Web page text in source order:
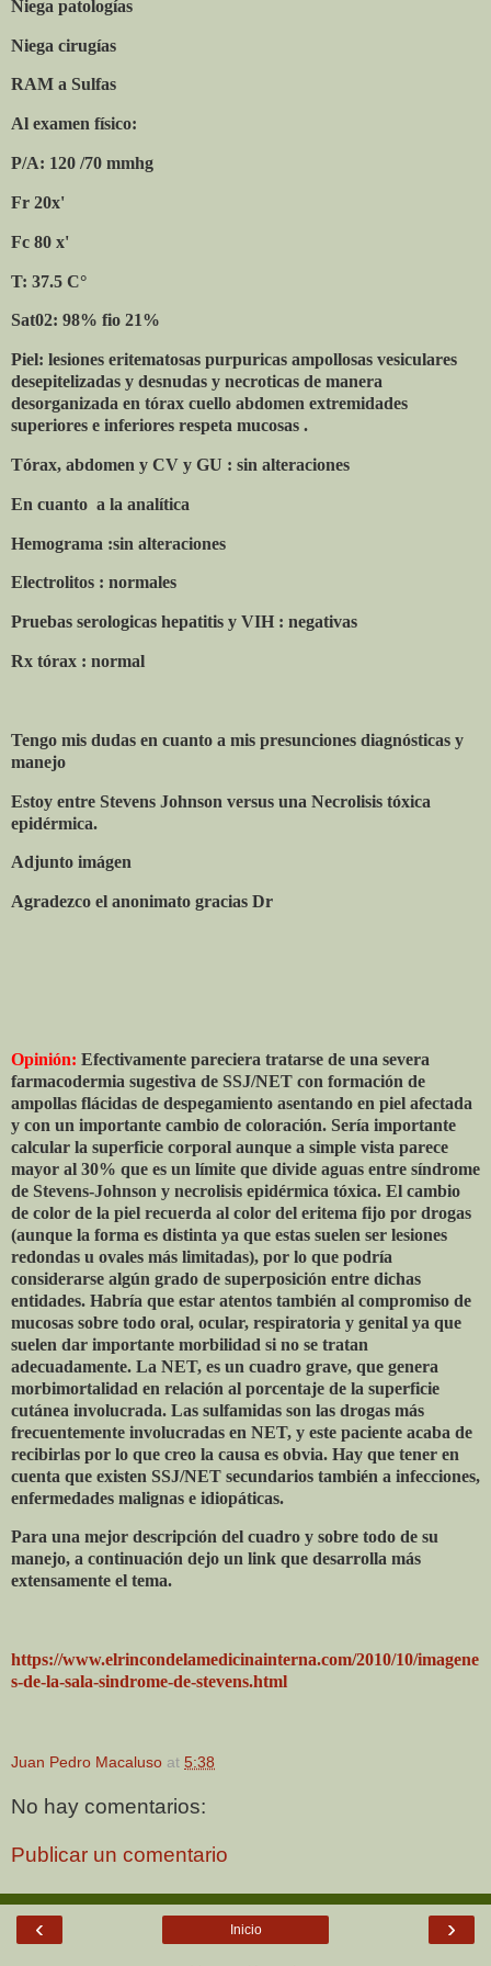
Niega patologías
Niega cirugías
RAM a Sulfas
Al examen físico:
P/A: 120 /70 mmhg
Fr 20x'
Fc 80 x'
T: 37.5 C°
Sat02: 98% fio 21%
Piel: lesiones eritematosas purpuricas ampollosas vesiculares
desepitelizadas y desnudas y necroticas de manera
desorganizada en tórax cuello abdomen extremidades
superiores e inferiores respeta mucosas .
Tórax, abdomen y CV y GU : sin alteraciones
En cuanto a la analítica
Hemograma :sin alteraciones
Electrolitos : normales
Pruebas serologicas hepatitis y VIH : negativas
Rx tórax : normal
Tengo mis dudas en cuanto a mis presunciones diagnósticas y
manejo
Estoy entre Stevens Johnson versus una Necrolisis tóxica
epidérmica.
Adjunto imágen
Agradezco el anonimato gracias Dr
Opinión: Efectivamente pareciera tratarse de una severa
farmacodermia sugestiva de SSJ/NET con formación de
ampollas flácidas de despegamiento asentando en piel afectada
y con un importante cambio de coloración. Sería importante
calcular la superficie corporal aunque a simple vista parece
mayor al 30% que es un límite que divide aguas entre síndrome
de Stevens-Johnson y necrolisis epidérmica tóxica. El cambio
de color de la piel recuerda al color del eritema fijo por drogas
(aunque la forma es distinta ya que estas suelen ser lesiones
redondas u ovales más limitadas), por lo que podría
considerarse algún grado de superposición entre dichas
entidades. Habría que estar atentos también al compromiso de
mucosas sobre todo oral, ocular, respiratoria y genital ya que
suelen dar importante morbilidad si no se tratan
adecuadamente. La NET, es un cuadro grave, que genera
morbimortalidad en relación al porcentaje de la superficie
cutánea involucrada. Las sulfamidas son las drogas más
frecuentemente involucradas en NET, y este paciente acaba de
recibirlas por lo que creo la causa es obvia. Hay que tener en
cuenta que existen SSJ/NET secundarios también a infecciones,
enfermedades malignas e idiopáticas.
Para una mejor descripción del cuadro y sobre todo de su
manejo, a continuación dejo un link que desarrolla más
extensamente el tema.
https://www.elrincondelamedicinainterna.com/2010/10/imagene
s-de-la-sala-sindrome-de-stevens.html
Juan Pedro Macaluso at 5:38
No hay comentarios:
Publicar un comentario
‹ ›
Inicio